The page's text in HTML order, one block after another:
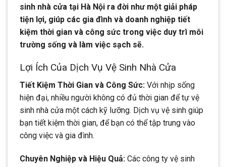
sinh nhà cửa tại Hà Nội ra đời như một giải pháp
tiện lợi, giúp các gia đình và doanh nghiệp tiết
kiệm thời gian và công sức trong việc duy trì môi
trường sống và làm việc sạch sẽ.
Lợi Ích Của Dịch Vụ Vệ Sinh Nhà Cửa
Tiết Kiệm Thời Gian và Công Sức: Với nhịp sống
hiện đại, nhiều người không có đủ thời gian để tự vệ
sinh nhà cửa một cách kỹ lưỡng. Dịch vụ vệ sinh giúp
bạn tiết kiệm thời gian, để bạn có thể tập trung vào
công việc và gia đình.
Chuyên Nghiệp và Hiệu Quả: Các công ty vệ sinh